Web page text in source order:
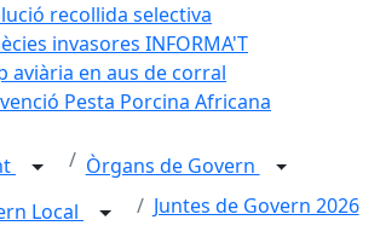
recollida selectiva
invasores INFORMA'T
aviària en aus de corral
Pesta Porcina Africana
Òrgans de Govern
Local
Juntes de Govern 2026